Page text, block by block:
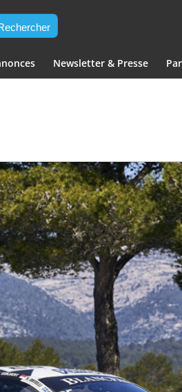
Newsletter & Presse